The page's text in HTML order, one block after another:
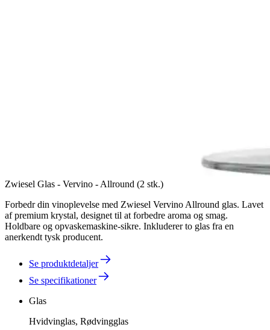
Zwiesel Glas - Vervino - Allround (2 stk.)
Forbedr din vinoplevelse med Zwiesel Vervino Allround glas. Lavet
af premium krystal, designet til at forbedre aroma og smag.
Holdbare og opvaskemaskine-sikre. Inkluderer to glas fra en
anerkendt tysk producent.
Se produktdetaljer
Se specifikationer
Glas
Hvidvinglas, Rødvingglas